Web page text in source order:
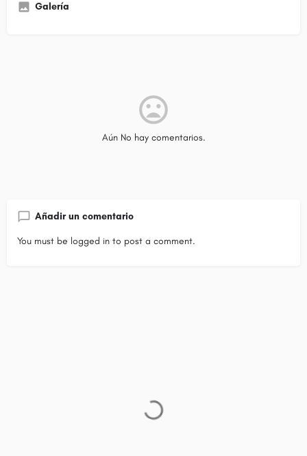
Galería
Aún No hay comentarios.
Añadir un comentario
You must be logged in to post a comment.